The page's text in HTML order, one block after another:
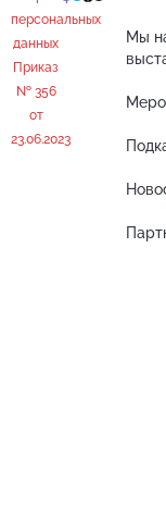
персональных
данных
Приказ
№ 356
от
23.06.2023
Мы